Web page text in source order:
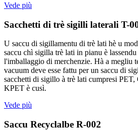
Vede più
Sacchetti di trè sigilli laterali T-
U saccu di sigillamentu di trè lati hè u
saccu chì sigilla trè lati in pianu è
l'imballaggio di merchenzie. Hà a megliu
vacuum deve esse fattu per un saccu di
sacchetti di sigillo à trè lati cumpresi
KPET è cusì.
Vede più
Saccu Recyclalbe R-002